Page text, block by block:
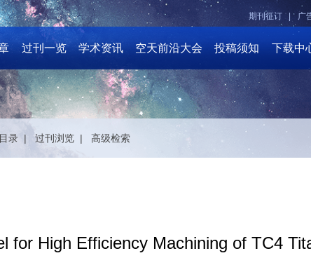
广
期刊征订 |
过刊一览 学术资讯 空天前沿大会 投稿须知 下载中
录 | 过刊浏览 | 高级检索
for High Efficiency Machining of TC4